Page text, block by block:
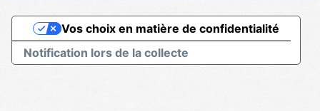
Notification lors de la collecte
Vos choix en matière de confidentialité